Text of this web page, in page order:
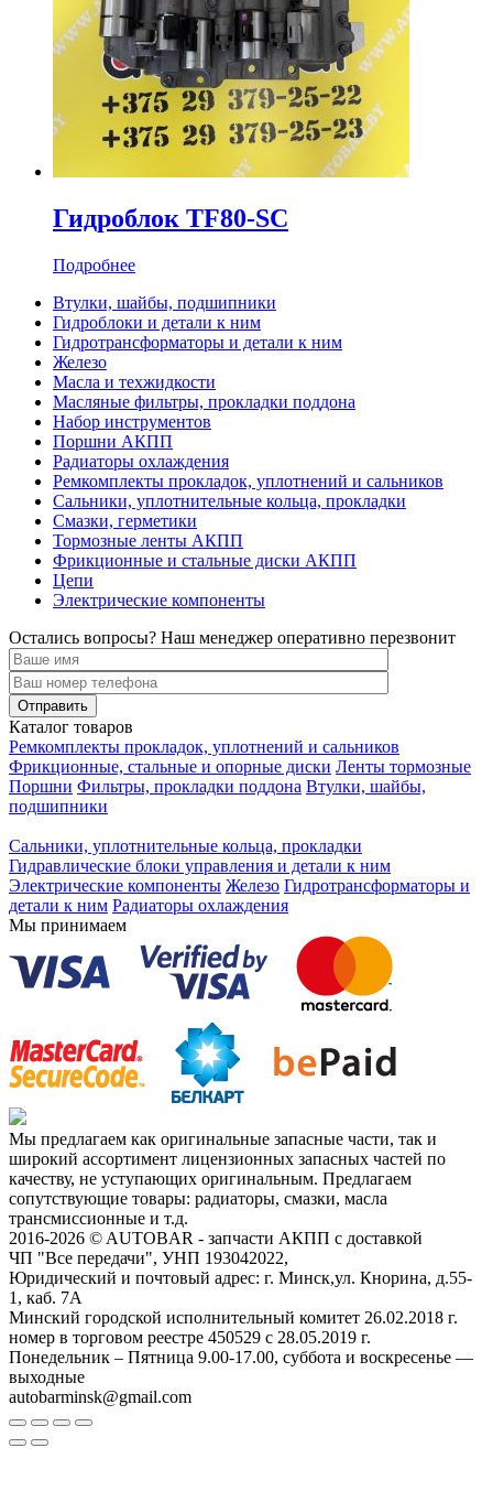
Гидроблок TF80-SC
Подробнее
Втулки, шайбы, подшипники
Гидроблоки и детали к ним
Гидротрансформаторы и детали к ним
Железо
Масла и техжидкости
Масляные фильтры, прокладки поддона
Набор инструментов
Поршни АКПП
Радиаторы охлаждения
Ремкомплекты прокладок, уплотнений и сальников
Сальники, уплотнительные кольца, прокладки
Смазки, герметики
Тормозные ленты АКПП
Фрикционные и стальные диски АКПП
Цепи
Электрические компоненты
Остались вопросы? Наш менеджер оперативно перезвонит
Каталог товаров
Ремкомплекты прокладок, уплотнений и сальников
Фрикционные, стальные и опорные диски Ленты тормозные
Поршни Фильтры, прокладки поддона Втулки, шайбы,
подшипники
Сальники, уплотнительные кольца, прокладки
Гидравлические блоки управления и детали к ним
Электрические компоненты Железо Гидротрансформаторы и
детали к ним Радиаторы охлаждения
Мы принимаем
Мы предлагаем как оригинальные запасные части, так и
широкий ассортимент лицензионных запасных частей по
качеству, не уступающих оригинальным. Предлагаем
сопутствующие товары: радиаторы, смазки, масла
трансмиссионные и т.д.
2016-2026 © AUTOBAR - запчасти АКПП с доставкой
ЧП "Все передачи", УНП 193042022,
Юридический и почтовый адрес: г. Минск,ул. Кнорина, д.55-
1, каб. 7А
Минский городской исполнительный комитет 26.02.2018 г.
номер в торговом реестре 450529 с 28.05.2019 г.
Понедельник – Пятница 9.00-17.00, суббота и воскресенье —
выходные
autobarminsk@gmail.com